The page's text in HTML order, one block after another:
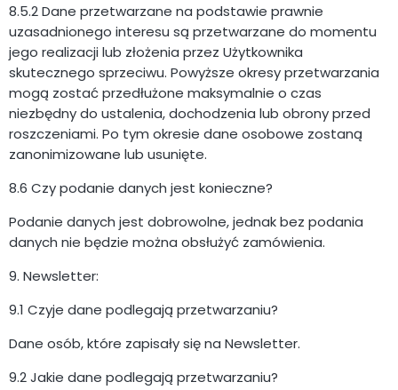
8.5.2 Dane przetwarzane na podstawie prawnie
uzasadnionego interesu są przetwarzane do momentu
jego realizacji lub złożenia przez Użytkownika
skutecznego sprzeciwu. Powyższe okresy przetwarzania
mogą zostać przedłużone maksymalnie o czas
niezbędny do ustalenia, dochodzenia lub obrony przed
roszczeniami. Po tym okresie dane osobowe zostaną
zanonimizowane lub usunięte.
8.6 Czy podanie danych jest konieczne?
Podanie danych jest dobrowolne, jednak bez podania
danych nie będzie można obsłużyć zamówienia.
9. Newsletter:
9.1 Czyje dane podlegają przetwarzaniu?
Dane osób, które zapisały się na Newsletter.
9.2 Jakie dane podlegają przetwarzaniu?